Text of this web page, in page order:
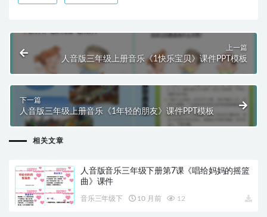
上一篇
人音版三年级上册音乐《1快乐宝贝》课件PPT模板
下一篇
人音版三年级上册音乐《1年轻的朋友》课件PPT模板
相关文章
人音版音乐三年级下册第7课《唱给妈妈的摇篮
曲》课件
音乐三年级下 10 月前 12